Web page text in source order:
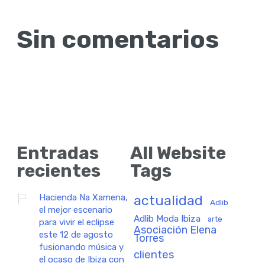
Sin comentarios
Entradas
recientes
Hacienda Na Xamena,
el mejor escenario
para vivir el eclipse
este 12 de agosto
fusionando música y
el ocaso de Ibiza con
All Website
Tags
actualidad Adlib
Adlib Moda Ibiza arte
Asociación Elena
Torres
clientes